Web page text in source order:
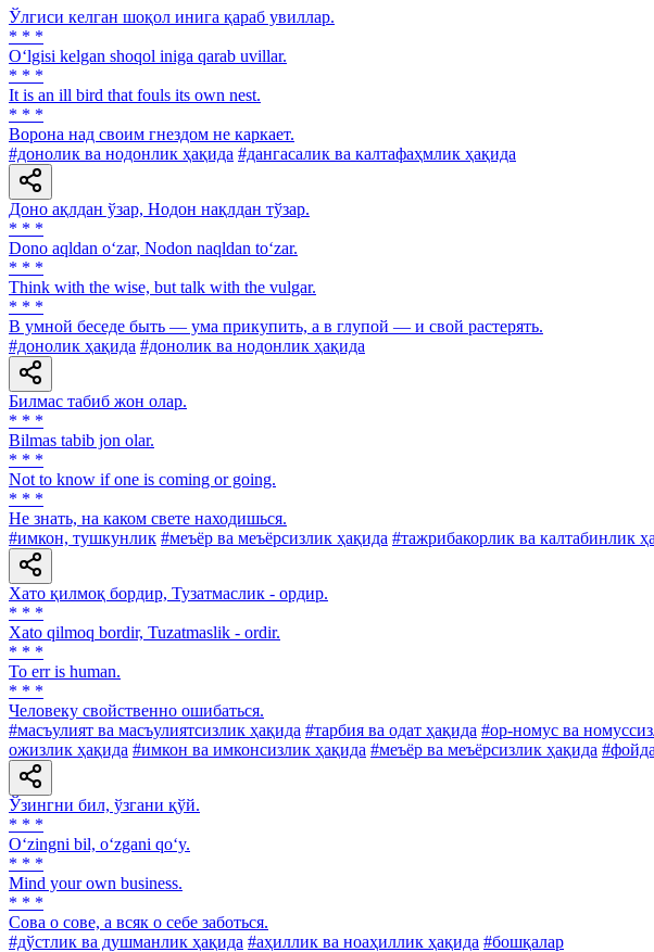
Ўлгиси келган шоқол инига қараб увиллар.
* * *
O‘lgisi kelgan shoqol iniga qarab uvillar.
* * *
It is an ill bird that fouls its own nest.
* * *
Ворона над своим гнездом не каркает.
#донолик ва нодонлик ҳақида #дангасалик ва калтафаҳмлик ҳақида
Доно ақлдан ўзар, Нодон нақлдан тўзар.
* * *
Dono aqldan o‘zar, Nodon naqldan to‘zar.
* * *
Think with the wise, but talk with the vulgar.
* * *
В умной беседе быть — ума прикупить, а в глупой — и свой растерять.
#донолик ҳақида #донолик ва нодонлик ҳақида
Билмас табиб жон олар.
* * *
Bilmas tabib jon olar.
* * *
Not to know if one is coming or going.
* * *
He знать, на каком свете находишься.
#имкон, тушкунлик #меъёр ва меъёрсизлик ҳақида #тажрибакорлик ва калтабинлик
Хато қилмоқ бордир, Тузатмаслик - ордир.
* * *
Xato qilmoq bordir, Tuzatmaslik - ordir.
* * *
To err is human.
* * *
Человеку свойственно ошибаться.
#масъулият ва масъулиятсизлик ҳақида #тарбия ва одат ҳақида #ор-номус ва
ожизлик ҳақида #имкон ва имконсизлик ҳақида #меъёр ва меъёрсизлик ҳақида
Ўзингни бил, ўзгани қўй.
* * *
O‘zingni bil, o‘zgani qo‘y.
* * *
Mind your own business.
* * *
Сова о сове, а всяк о себе заботься.
#дўстлик ва душманлик ҳақида #аҳиллик ва ноаҳиллик ҳақида #бошқалар